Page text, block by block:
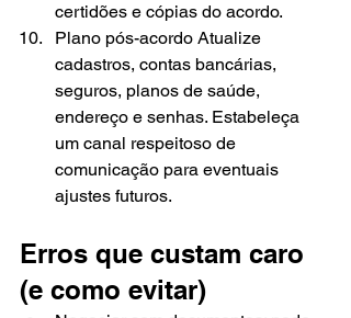
certidões e cópias do acordo.
Plano pós-acordo Atualize
cadastros, contas bancárias,
seguros, planos de saúde,
endereço e senhas. Estabeleça
um canal respeitoso de
comunicação para eventuais
ajustes futuros.
Erros que custam caro
(e como evitar)